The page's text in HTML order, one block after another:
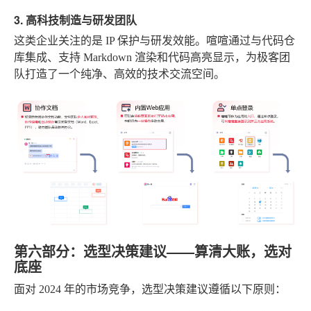
3. 高科技制造与研发团队
这类企业关注的是 IP 保护与研发效能。喧喧通过与代码仓
库集成、支持 Markdown 渲染和代码高亮显示，为极客团
队打造了一个纯净、高效的技术交流空间。
第六部分：选型决策建议——算清大账，选对
底座
面对 2024 年的市场竞争，选型决策建议遵循以下原则：